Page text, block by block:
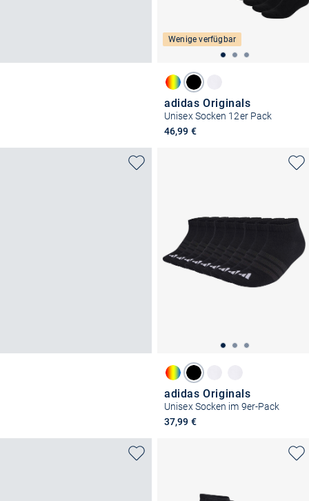
Wenige verfügbar
adidas Originals
Unisex Socken 12er Pack
46,99 €
adidas Originals
Unisex Socken im 9er-Pack
37,99 €